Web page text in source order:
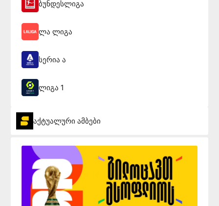
ბუნდესლიგა
ლა ლიგა
სერია ა
ლიგა 1
აქტუალური ამბები